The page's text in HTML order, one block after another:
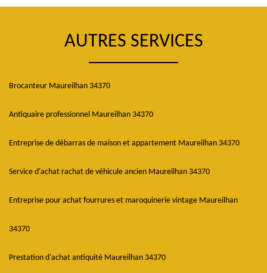
AUTRES SERVICES
Brocanteur Maureilhan 34370
Antiquaire professionnel Maureilhan 34370
Entreprise de débarras de maison et appartement Maureilhan 34370
Service d'achat rachat de véhicule ancien Maureilhan 34370
Entreprise pour achat fourrures et maroquinerie vintage Maureilhan
34370
Prestation d'achat antiquité Maureilhan 34370